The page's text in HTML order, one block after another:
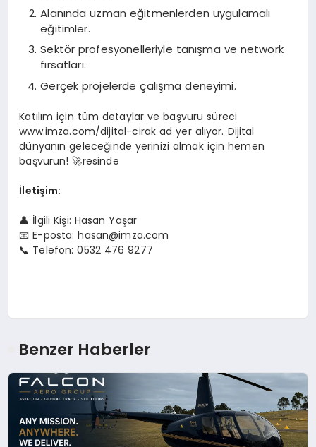
Alanında uzman eğitmenlerden uygulamalı
eğitimler.
Sektör profesyonelleriyle tanışma ve network
fırsatları.
Gerçek projelerde çalışma deneyimi.
Katılım için tüm detaylar ve başvuru süreci
www.imza.com/dijital-cirak ad yer alıyor. Dijital
dünyanın geleceğinde yerinizi almak için hemen
başvurun! 🚀resinde
İletişim:
👤 İlgili Kişi: Hasan Yaşar
📧 E-posta:hasan@imza.com
📞 Telefon: 0532 476 9277
Benzer Haberler